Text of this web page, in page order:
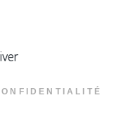
Participe
Semaine
Réduction
FAQ Taxe
Ordures
Visionnez